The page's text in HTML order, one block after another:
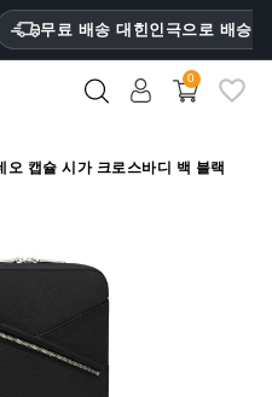
무료 배송 대힌인극으로 배승
0
오 캡슐 시가 크로스바디 백 블랙